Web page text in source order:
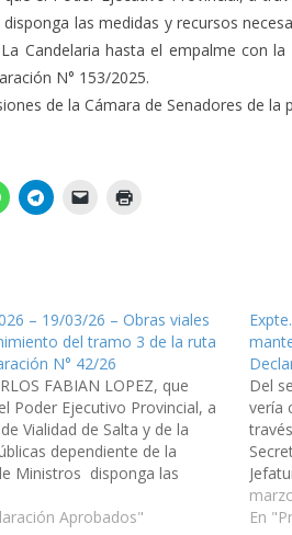
las medidas y recursos
Candelaria hasta el empalme con
N° 153/2025.
de la Cámara de Senadores de
– 19/03/26 – Obras viales
del tramo 3 de la ruta
N° 42/26
FABIAN LOPEZ, que
Poder Ejecutivo Provincial, a
Vialidad de Salta y de la
dependiente de la
Ministros disponga las
para las obras viales
Aprobados"
Del
vería
de…
En